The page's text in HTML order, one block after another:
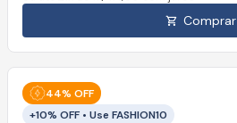
Comprar
44% OFF
+10% OFF • Use FASHION10